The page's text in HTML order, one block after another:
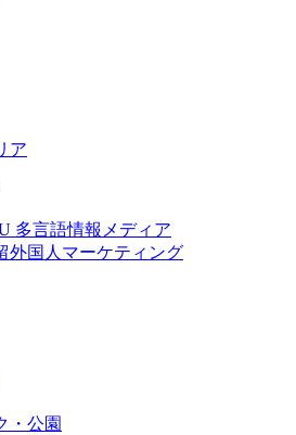
ア
多言語情報メディア
外国人マーケティング
・公園